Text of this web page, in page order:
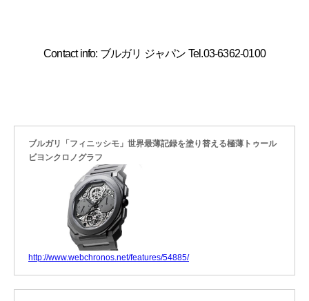
Contact info: ブルガリ ジャパン Tel.03-6362-0100
ブルガリ「フィニッシモ」世界最薄記録を塗り替える極薄トゥール
ビヨンクロノグラフ
http://www.webchronos.net/features/54885/